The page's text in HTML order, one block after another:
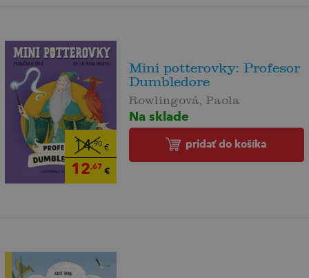
14,90€
12,67 €
Mini potterovky: Profesor
Dumbledore
Rowlingová, Paola
Na sklade
pridať do košíka